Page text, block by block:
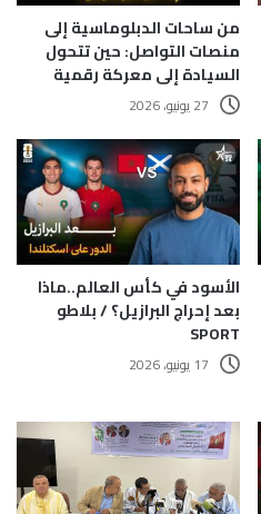
من ساحات الدبلوماسية إلى
منصات التواصل: حين تتحول
السيادة إلى معركة رقمية
27 يونيو، 2026
الأسود في كأس العالم..ماذا
بعد إحراج البرازيل؟ / بلاطو
SPORT
17 يونيو، 2026